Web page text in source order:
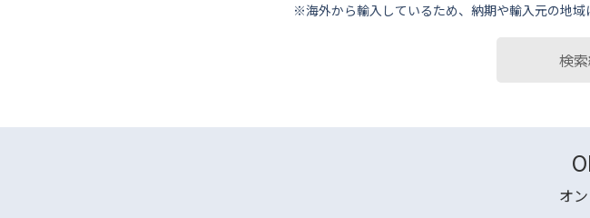
※海外から輸⼊しているため、納期や輸⼊元の地域
検
オ